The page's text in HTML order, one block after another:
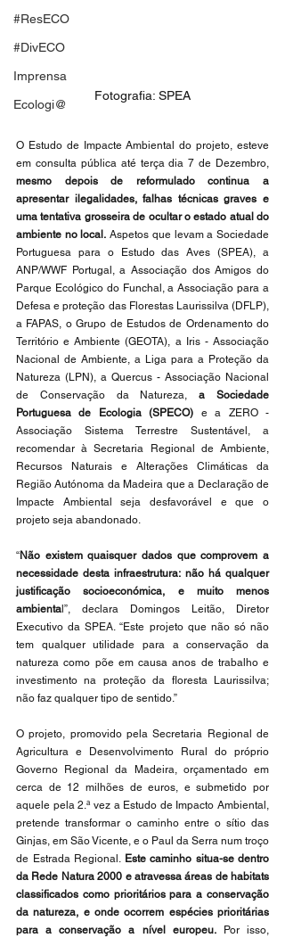
#ResECO
#DivECO
Imprensa
Ecologi@
Fotografia: SPEA
O Estudo de Impacte Ambiental do projeto, esteve
mesmo depois de reformulado continua a
apresentar ilegalidades, falhas técnicas graves e
uma tentativa grosseira de ocultar o estado atual do
ambiente no local. Aspetos que levam a Sociedade
Portuguesa para o Estudo das Aves (SPEA), a
ANP/WWF Portugal, a Associação dos Amigos do
Parque Ecológico do Funchal, a Associação para a
Defesa e proteção das Florestas Laurissilva (DFLP),
a FAPAS, o Grupo de Estudos de Ordenamento do
Território e Ambiente (GEOTA), a Iris - Associação
Nacional de Ambiente, a Liga para a Proteção da
Natureza (LPN), a Quercus - Associação Nacional
de Conservação da Natureza, a Sociedade
Portuguesa de Ecologia (SPECO) e a ZERO -
Associação Sistema Terrestre Sustentável, a
recomendar à Secretaria Regional de Ambiente,
Recursos Naturais e Alterações Climáticas da
Região Autónoma da Madeira que a Declaração de
Impacte Ambiental seja desfavorável e que o
projeto seja abandonado.
“Não existem quaisquer dados que comprovem a
necessidade desta infraestrutura: não há qualquer
justificação socioeconómica, e muito menos
ambiental”, declara Domingos Leitão, Diretor
Executivo da SPEA. “Este projeto que não só não
tem qualquer utilidade para a conservação da
natureza como põe em causa anos de trabalho e
investimento na proteção da floresta Laurissilva;
não faz qualquer tipo de sentido.”
O projeto, promovido pela Secretaria Regional de
Agricultura e Desenvolvimento Rural do próprio
Governo Regional da Madeira, orçamentado em
cerca de 12 milhões de euros, e submetido por
aquele pela 2.ª vez a Estudo de Impacto Ambiental,
pretende transformar o caminho entre o sítio das
Ginjas, em São Vicente, e o Paul da Serra num troço
de Estrada Regional.
Este caminho situa-se dentro
da Rede Natura 2000 e atravessa áreas de habitats
classificados como prioritários para a conservação
da natureza, e onde ocorrem espécies prioritárias
para a conservação a nível europeu. Por isso,